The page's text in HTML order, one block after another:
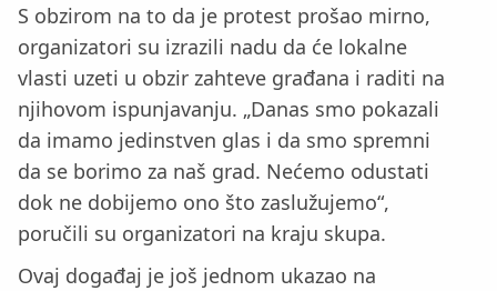
S obzirom na to da je protest prošao mirno,
organizatori su izrazili nadu da će lokalne
vlasti uzeti u obzir zahteve građana i raditi na
njihovom ispunjavanju. „Danas smo pokazali
da imamo jedinstven glas i da smo spremni
da se borimo za naš grad. Nećemo odustati
dok ne dobijemo ono što zaslužujemo“,
poručili su organizatori na kraju skupa.
Ovaj događaj je još jednom ukazao na